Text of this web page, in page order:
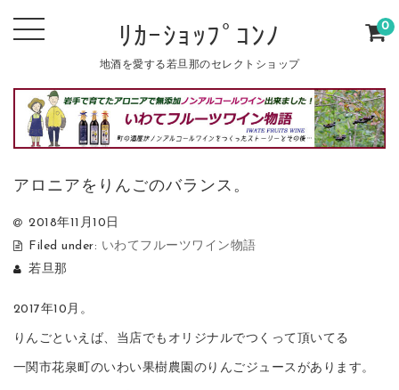
ﾘｶｰｼｮｯﾌﾟｺﾝﾉ
地酒を愛する若旦那のセレクトショップ
0
アロニアをりんごのバランス。
2018年11月10日
Filed under: いわてフルーツワイン物語
若旦那
2017年10月。
りんごといえば、当店でもオリジナルでつくって頂いてる
一関市花泉町のいわい果樹農園のりんごジュースがあります。